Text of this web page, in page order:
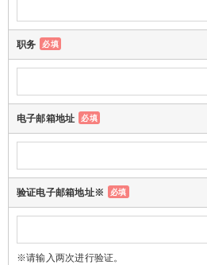
职务 必填
电子邮箱地址 必填
验证电子邮箱地址※ 必填
※请输入两次进行验证。